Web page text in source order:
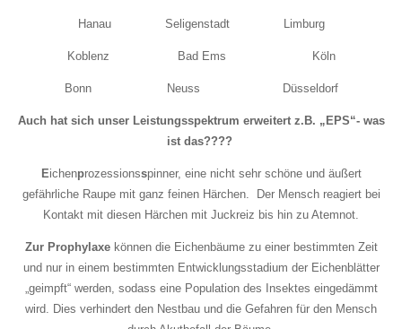
Hanau Seligenstadt Limburg
Koblenz Bad Ems Köln
Bonn Neuss Düsseldorf
Auch hat sich unser Leistungsspektrum erweitert z.B. „EPS“- was
ist das????
Eichenprozessionsspinner, eine nicht sehr schöne und äußert
gefährliche Raupe mit ganz feinen Härchen. Der Mensch reagiert bei
Kontakt mit diesen Härchen mit Juckreiz bis hin zu Atemnot.
Zur Prophylaxekönnen die Eichenbäume zu einer bestimmten Zeit
und nur in einem bestimmten Entwicklungsstadium der Eichenblätter
„geimpft“ werden, sodass eine Population des Insektes eingedämmt
wird. Dies verhindert den Nestbau und die Gefahren für den Mensch